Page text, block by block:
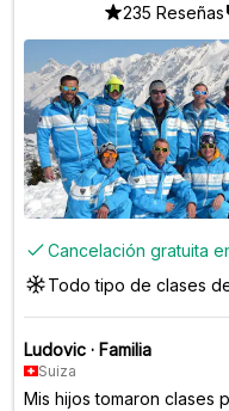
235 Reseñas
Cancelación gratuita
Todo tipo de clases
Ludovic · Familia
Suiza
Mis hijos tomaron clases